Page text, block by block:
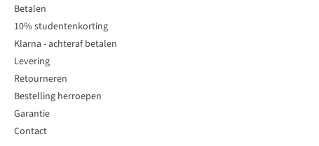
Betalen
10% studentenkorting
Klarna - achteraf betalen
Levering
Retourneren
Bestelling herroepen
Garantie
Contact